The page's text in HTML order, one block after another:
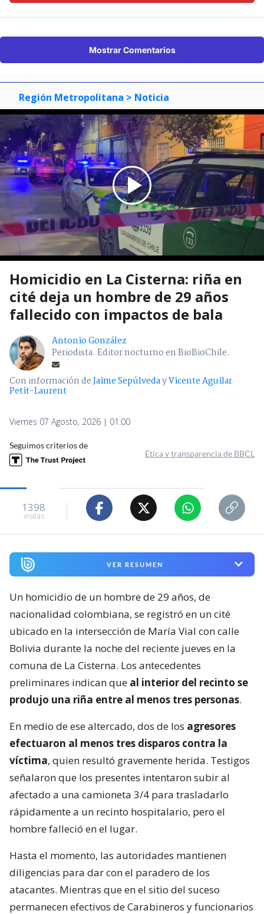
Mostrar Comentarios
Región Metropolitana > Noticia
Homicidio en La Cisterna: riña en
cité deja un hombre de 29 años
fallecido con impactos de bala
Antonio González
Periodista. Editor nocturno en BioBioChile.
Con información deJaime SepúlvedayVicente Aguilar
Petit-Laurent
Viernes 07 Agosto, 2026 | 01:00
Seguimos criterios de
Ética y transparencia de BBCL
1398
visitas
VER RESUMEN
Un homicidio de un hombre de 29 años, de
nacionalidad colombiana, se registró en un cité
ubicado en la intersección de María Vial con calle
Bolivia durante la noche del reciente jueves en la
comuna de La Cisterna. Los antecedentes
preliminares indican que al interior del recinto se
produjo una riña entre al menos tres personas.
En medio de ese altercado, dos de los agresores
efectuaron al menos tres disparos contra la
víctima, quien resultó gravemente herida. Testigos
señalaron que los presentes intentaron subir al
afectado a una camioneta 3/4 para trasladarlo
rápidamente a un recinto hospitalario, pero el
hombre falleció en el lugar.
Hasta el momento, las autoridades mantienen
diligencias para dar con el paradero de los
atacantes. Mientras que en el sitio del suceso
permanecen efectivos de Carabineros y funcionarios